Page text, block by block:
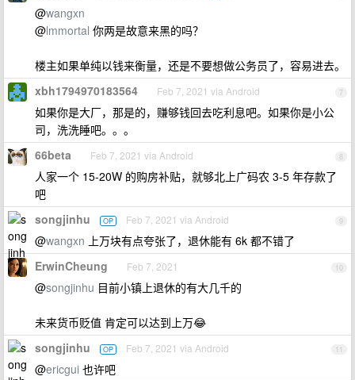
@wangxn
@lmmortal 你两是故意来黑的吗？
楼主如果单纯以钱来衡量，还是不要想做公务员了，容易进去。
7
xbh1794970183564 Feb 7, 2021 via Android
如果你是大厂，那是的，赚够钱回去吃利息吧。如果你是小公
司，洗洗睡吧。。。
8
66beta Feb 7, 2021 via Android
人家一个 15-20W 的购房补贴，就够北上广码农 3-5 年存款了
吧
9
songjinhu OP Feb 7, 2021 via Android
@wangxn 上万块有点夸张了，退休能有 6k 都不错了
10
ErwinCheung Feb 7, 2021
@songjinhu 目前小镇上退休的有大几千的
未来货币贬值 肯定可以达到上万😂
11
songjinhu OP Feb 7, 2021 via Android
@ericgui 也许吧